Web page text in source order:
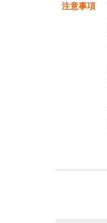
注意事項